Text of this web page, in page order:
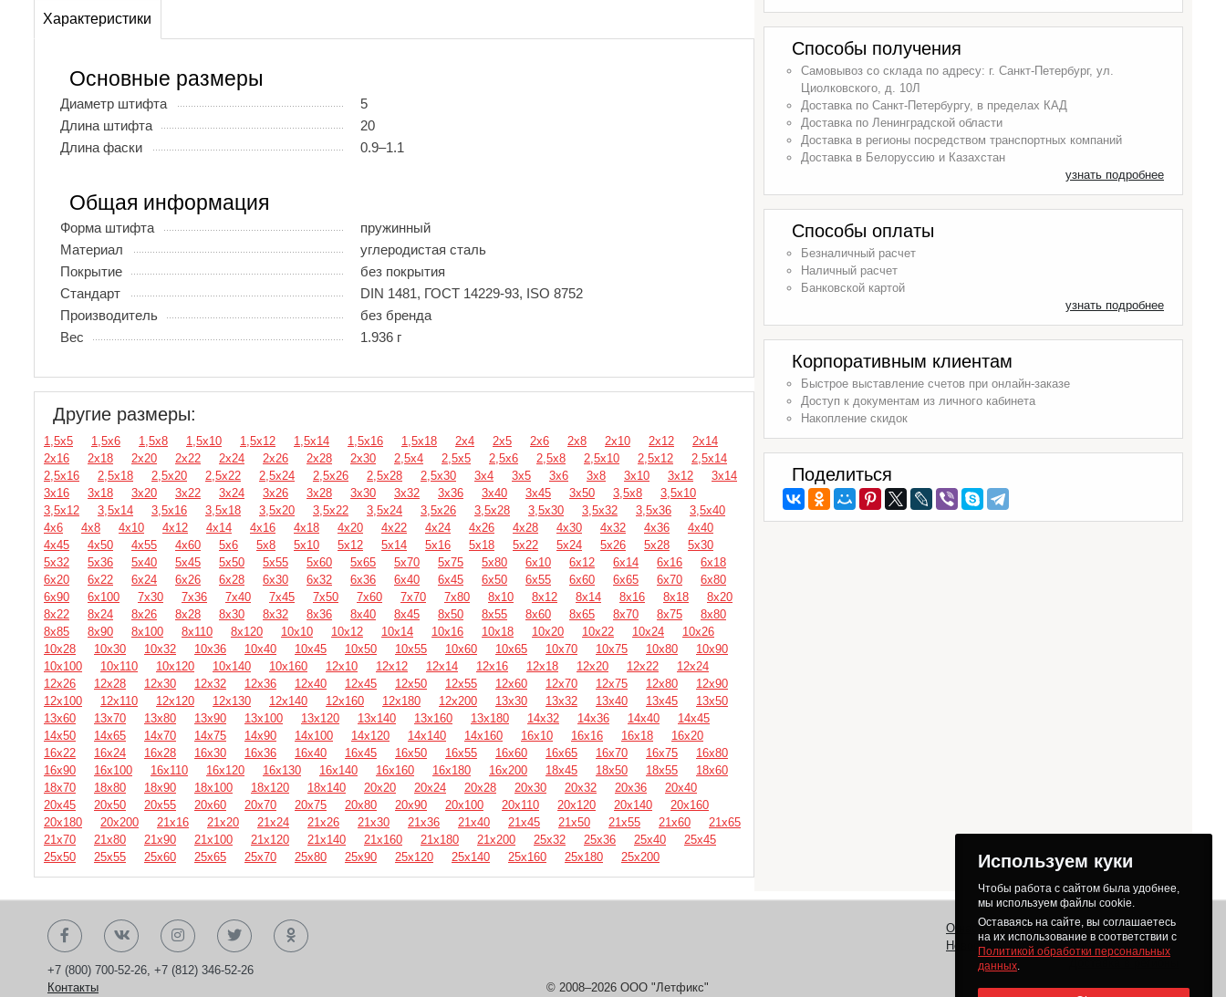
Характеристики
Основные размеры
Диаметр штифта
5
Длина штифта
20
Длина фаски
0.9–1.1
Общая информация
Форма штифта
пружинный
Материал
углеродистая сталь
Покрытие
без покрытия
Стандарт
DIN 1481, ГОСТ 14229-93, ISO 8752
Производитель
без бренда
Вес
1.936 г
Другие размеры:
1,5х5 1,5х6 1,5х8 1,5х10 1,5х12 1,5х14 1,5х16 1,5х18 2х4 2х5 2х6 2х8 2х10 2х12
2х14
2х16
2х18 2х20 2х22 2х24 2х26 2х28 2х30 2,5х4 2,5х5 2,5х6 2,5х8 2,5х10 2,5х12
2,5х14
2,5х16
2,5х18 2,5х20 2,5х22 2,5х24 2,5х26 2,5х28 2,5х30 3х4 3х5 3х6 3х8 3х10 3х12
3х14
3х16
3х18 3х20 3х22 3х24 3х26 3х28 3х30 3х32 3х36 3х40 3х45 3х50 3,5х8
3,5х10
3,5х12
3,5х14 3,5х16 3,5х18 3,5х20 3,5х22 3,5х24 3,5х26 3,5х28 3,5х30 3,5х32 3,5х36
3,5х40
4х6
4х8 4х10 4х12 4х14 4х16 4х18 4х20 4х22 4х24 4х26 4х28 4х30 4х32 4х36
4х40
4х45
4х50 4х55 4х60 5х6 5х8 5х10 5х12 5х14 5х16 5х18 5х22 5х24 5х26 5х28
5х30
5х32
5х36 5х40 5х45 5х50 5х55 5х60 5х65 5х70 5х75 5х80 6х10 6х12 6х14 6х16
6х18
6х20
6х22 6х24 6х26 6х28 6х30 6х32 6х36 6х40 6х45 6х50 6х55 6х60 6х65 6х70
6х80
6х90
6х100 7х30 7х36 7х40 7х45 7х50 7х60 7х70 7х80 8х10 8х12 8х14 8х16 8х18
8х20
8х22
8х24 8х26 8х28 8х30 8х32 8х36 8х40 8х45 8х50 8х55 8х60 8х65 8х70 8х75
8х80
8х85
8х90 8х100 8х110 8х120 10х10 10х12 10х14 10х16 10х18 10х20 10х22 10х24
10х26
10х28
10х30 10х32 10х36 10х40 10х45 10х50 10х55 10х60 10х65 10х70 10х75 10х80
10х90
10х100
10х110 10х120 10х140 10х160 12х10 12х12 12х14 12х16 12х18 12х20 12х22
12х24
12х26
12х28 12х30 12х32 12х36 12х40 12х45 12х50 12х55 12х60 12х70 12х75 12х80
12х90
12х100
12х110 12х120 12х130 12х140 12х160 12х180 12х200 13х30 13х32 13х40 13х45
13х50
13х60
13х70 13х80 13х90 13х100 13х120 13х140 13х160 13х180 14х32 14х36 14х40
14х45
14х50
14х65 14х70 14х75 14х90 14х100 14х120 14х140 14х160 16х10 16х16 16х18
16х20
16х22
16х24 16х28 16х30 16х36 16х40 16х45 16х50 16х55 16х60 16х65 16х70 16х75
16х80
16х90
16х100 16х110 16х120 16х130 16х140 16х160 16х180 16х200 18х45 18х50 18х55
18х60
18х70
18х80 18х90 18х100 18х120 18х140 20х20 20х24 20х28 20х30 20х32 20х36
20х40
20х45
20х50 20х55 20х60 20х70 20х75 20х80 20х90 20х100 20х110 20х120 20х140
20х160
20х180
20х200 21х16 21х20 21х24 21х26 21х30 21х36 21х40 21х45 21х50 21х55 21х60
21х65
21х70
21х80 21х90 21х100 21х120 21х140 21х160 21х180 21х200 25х32 25х36 25х40
25х45
25х50
25х55 25х60 25х65 25х70 25х80 25х90 25х120 25х140 25х160 25х180 25х200
Способы получения
Самовывоз со склада по адресу: г. Санкт-Петербург, ул.
Циолковского, д. 10Л
Доставка по Санкт-Петербургу, в пределах КАД
Доставка по Ленинградской области
Доставка в регионы посредством транспортных компаний
Доставка в Белоруссию и Казахстан
узнать подробнее
Способы оплаты
Безналичный расчет
Наличный расчет
Банковской картой
узнать подробнее
Корпоративным клиентам
Быстрое выставление счетов при онлайн-заказе
Доступ к документам из личного кабинета
Накопление скидок
Поделиться
+7 (800) 700-52-26, +7 (812) 346-52-26
Контакты
© 2008–2026 ООО "Летфикс"
О нас
Новости
Заказ
Оплата
Как получить товар
Доставка
Используем куки
Чтобы работа с сайтом была удобнее,
мы используем файлы cookie.
Оставаясь на сайте, вы соглашаетесь
на их использование в соответствии с
Политикой обработки персональных
данных.